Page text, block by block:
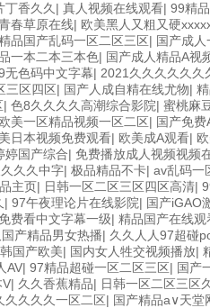
丁香久久 | 真人视频在线观看| 99精
春草原在线| 欧美黑人又粗又硬
品国产乱码一区二区三区| 国产成
一本二本三本色| 国产成人精品A视
无色码中文字幕| 2021久久久久久久
三区四区| 国产人成自精在线尤物|
| 色8久久久久高潮综合影院| 蜜桃麻
欧美一区精品视频一区二区| 国产免
日本视频免费观看| 欧美成A观看|
婷国产综合| 免费播放成人视频视频
久久中字| 极品精品不卡| av乱码一
主页| 日韩一区二区三区四区高清|
| 97午夜理论片在线影院| 国产iGAO
费看中文字幕一级| 精品国产在线观
产精品男女热播| 久久人人97超碰
国产欧美| 国内女人牲交视频播放|
AV| 97精品超碰一区二区三区| 国产
V| 久久香蕉精品| 日韩一区二区三区
久久久久一区二区| 国产精品а∨天堂